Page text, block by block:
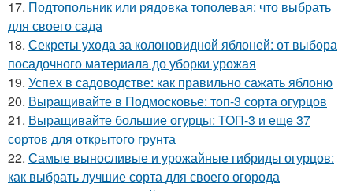
17. Подтопольник или рядовка тополевая: что выбрать
для своего сада
18. Секреты ухода за колоновидной яблоней: от выбора
посадочного материала до уборки урожая
19. Успех в садоводстве: как правильно сажать яблоню
20. Выращивайте в Подмосковье: топ-3 сорта огурцов
21. Выращивайте большие огурцы: ТОП-3 и еще 37
сортов для открытого грунта
22. Самые выносливые и урожайные гибриды огурцов:
как выбрать лучшие сорта для своего огорода